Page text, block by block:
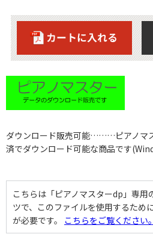
ダウンロード販売可能………ピアノマ
済でダウンロード可能な商品です
こちらは「ピアノマスターdp」専用
ツで、このファイルを使用するため
が必要です。 こちらをご覧ください。